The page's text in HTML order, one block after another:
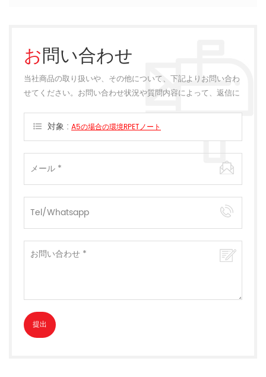
お問い合わせ
当社商品の取り扱いや、その他について、下記よりお問い合わ
せてください。お問い合わせ状況や質問内容によって、返信に
対象 : A5の場合の環境RPETノート